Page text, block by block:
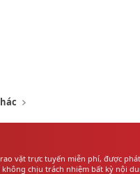
vặttrực tuyến miễn phí, được
chịu trách nhiệm bất kỳ nội